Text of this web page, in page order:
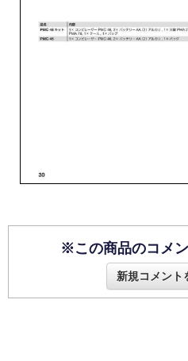
※この商品のコメ
新規コメント